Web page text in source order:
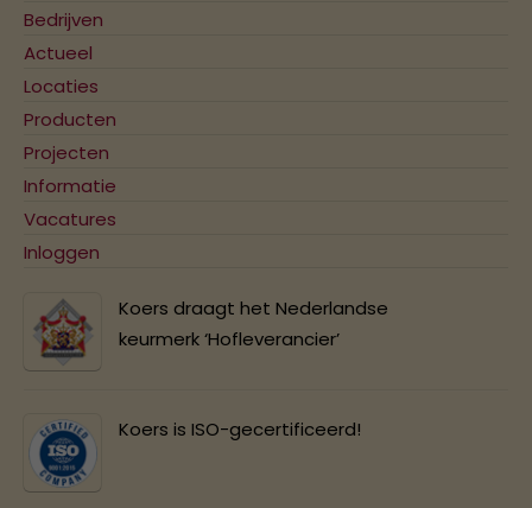
Bedrijven
Actueel
Locaties
Producten
Projecten
Informatie
Vacatures
Inloggen
Koers draagt het Nederlandse
keurmerk ‘Hofleverancier’
Koers is ISO-gecertificeerd!